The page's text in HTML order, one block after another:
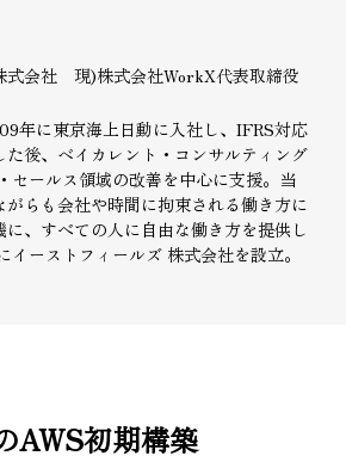
式会社 現)株式会社WorkX代表取締役
年に東京海上日動に入社し、IFRS対応
た後、ベイカレント・コンサルティング
セールス領域の改善を中心に支援。当
らも会社や時間に拘束される働き方に
、すべての人に自由な働き方を提供し
イーストフィールズ 株式会社を設立。
AWS初期構築